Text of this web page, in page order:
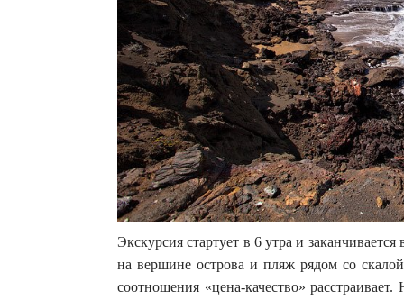
Экскурсия стартует в 6 утра и
на вершине острова и пляж рядом со
соотношения «цена-качество»